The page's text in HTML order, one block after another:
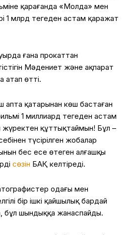
қарағанда «Молда» мен
1 млрд теңгеден астам қаражат
ғана прокаттан
Мәдениет және ақпарат
атап өтті.
апта қатарынан көш бастаған
1 миллиард теңгеден астам
құттықтаймын! Бұл –
түсірілген жобалар
бес есе өтеген алғашқы
сөзін БАҚ келтіреді.
одағы мен
бір ішкі қайшылық бардай
бұл шындыққа жанаспайды.